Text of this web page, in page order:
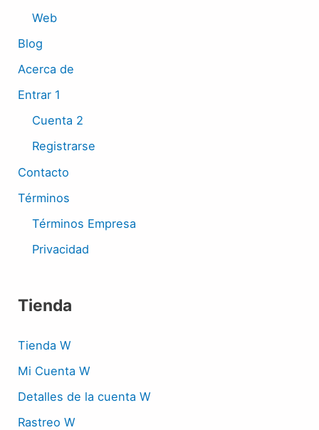
Web
Blog
Acerca de
Entrar 1
Cuenta 2
Registrarse
Contacto
Términos
Términos Empresa
Privacidad
Tienda
Tienda W
Mi Cuenta W
Detalles de la cuenta W
Rastreo W